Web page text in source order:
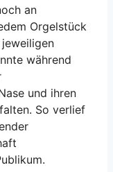
an
Orgelstück
während
und ihren
So verlief